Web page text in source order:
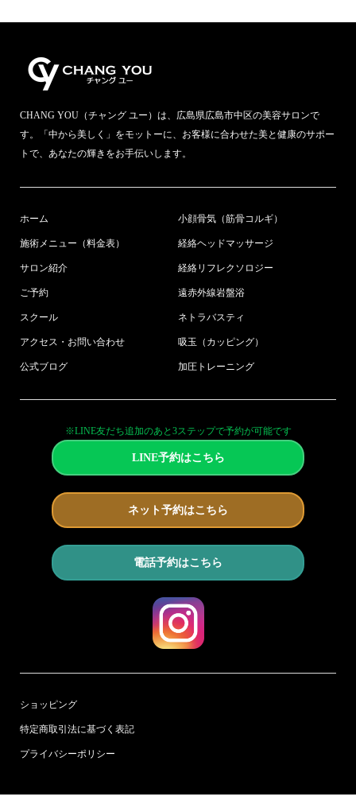
CHANG YOU（チャング ユー）は、広島県広島市中区の美容サロンで
す。「中から美しく」をモットーに、お客様に合わせた美と健康のサポー
トで、あなたの輝きをお手伝いします。
ホーム
施術メニュー（料金表）
サロン紹介
ご予約
スクール
アクセス・お問い合わせ
公式ブログ
小顔骨気（筋骨コルギ）
経絡ヘッドマッサージ
経絡リフレクソロジー
遠赤外線岩盤浴
ネトラバスティ
吸玉（カッピング）
加圧トレーニング
※LINE友だち追加のあと3ステップで予約が可能です
LINE予約はこちら
ネット予約はこちら
電話予約はこちら
ショッピング
特定商取引法に基づく表記
プライバシーポリシー